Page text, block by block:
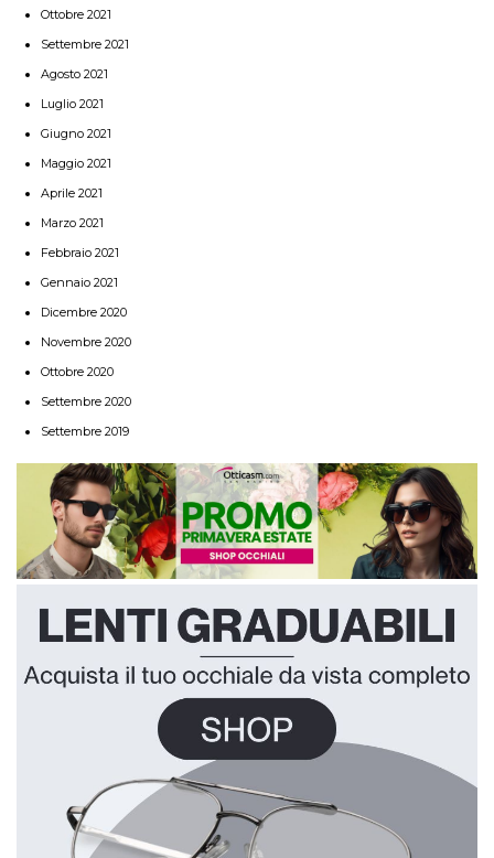
Ottobre 2021
Settembre 2021
Agosto 2021
Luglio 2021
Giugno 2021
Maggio 2021
Aprile 2021
Marzo 2021
Febbraio 2021
Gennaio 2021
Dicembre 2020
Novembre 2020
Ottobre 2020
Settembre 2020
Settembre 2019